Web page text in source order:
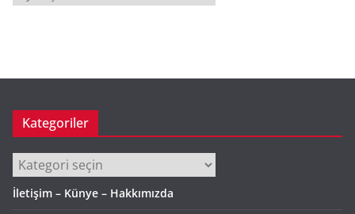
r
Kategoriler
Kategoriler
İletişim – Künye – Hakkımızda